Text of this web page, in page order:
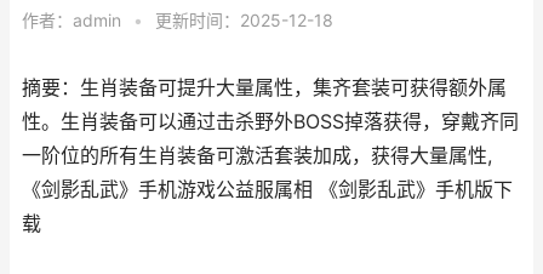
作者： admin • 更新时间：2025-12-18
摘要：生肖装备可提升大量属性，集齐套装可获得额外属
性。生肖装备可以通过击杀野外BOSS掉落获得，穿戴齐同
一阶位的所有生肖装备可激活套装加成，获得大量属性,
《剑影乱武》手机游戏公益服属相 《剑影乱武》手机版下
载